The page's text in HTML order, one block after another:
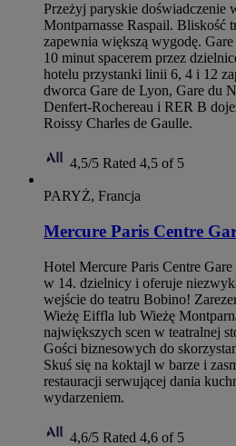
Przeżyj paryskie doświadczenie
Montparnasse Raspail. Bliskość
zapewnia większą wygodę.
10 minut spacerem przez
hotelu przystanki linii 6, 4 i 12
dworca Gare de Lyon, Gare du
Denfert-Rochereau i RER B
Roissy Charles de Gaulle.
4,5/5 Rated 4,5 of 5
PARYŻ, Francja
Mercure Paris Centre
Hotel Mercure Paris Centre
w 14. dzielnicy i oferuje
wejście do teatru Bobino!
Wieżę Eiffla lub Wieżę
największych scen w teatralnej
Gości biznesowych do
Skuś się na koktajl w barze i
restauracji serwującej dania
wydarzeniem.
4,6/5 Rated 4,6 of 5